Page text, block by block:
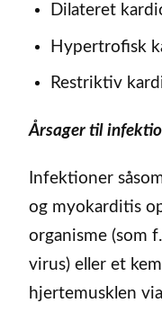
Dilateret
Hypertrofisk
Restriktiv
Årsager til
Infektioner
og myokarditis
organisme (som
virus) eller et
hjertemusklen